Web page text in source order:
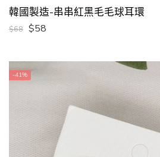
韓國製造-串串紅黑毛毛球耳環
$68 $58
-41%